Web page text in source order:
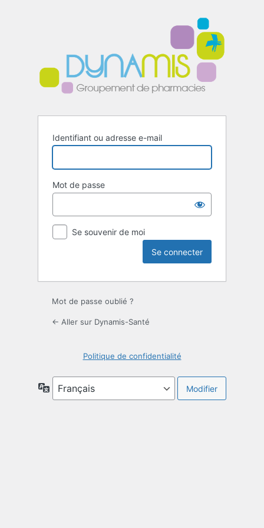
Identifiant ou adresse e-mail
Mot de passe
Se souvenir de moi
Mot de passe oublié ?
← Aller sur Dynamis-Santé
Politique de confidentialité
Langue